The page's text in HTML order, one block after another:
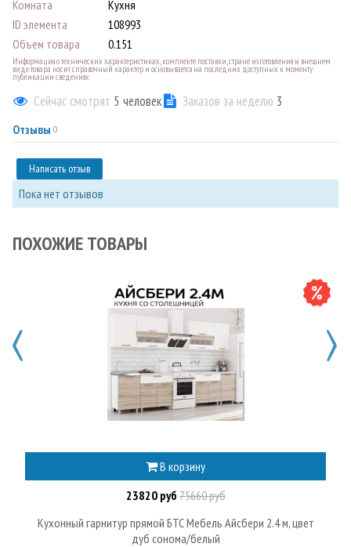
Комната
Кухня
ID элемента
108993
Объем товара
0.151
Информация о технических характеристиках, комплекте поставки, стране изготовления и внешнем
виде товара носит справочный характер и основывается на последних доступных к моменту
публикации сведениях
Сейчас смотрят 5 человек Заказов за неделю 3
Отзывы 0
Написать отзыв
Пока нет отзывов
ПОХОЖИЕ ТОВАРЫ
В корзину
23820 руб75660 руб
Кухонный гарнитур прямой БТС Мебель Айсбери 2.4 м, цвет
дуб сонома/белый